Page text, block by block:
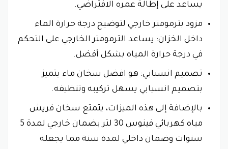
يساعد على إطالة عمره الافتراضي.
مزود بترمومتر خارجي لتوضيح درجة حرارة الماء
داخل الخزان: يساعد الترمومتر الخارجي على التحكم
في درجة حرارة المياه بشكل أفضل.
تصميم انسيابي: هو افضل سخان ماء يتميز
بتصميم انسيابي يسهل تركيبه وتنظيفه.
بالإضافة إلى هذه الميزات، يتمتع سخان فريش
مياه كهربائي فينوس 30 لتر بضمان خارجي لمدة 5
سنوات وضمان داخلي لمدة سنة مما يجعله